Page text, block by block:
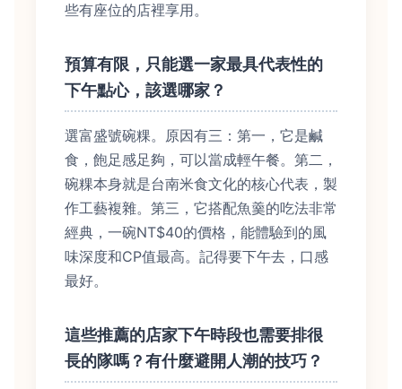
些有座位的店裡享用。
預算有限，只能選一家最具代表性的
下午點心，該選哪家？
選富盛號碗粿。原因有三：第一，它是鹹
食，飽足感足夠，可以當成輕午餐。第二，
碗粿本身就是台南米食文化的核心代表，製
作工藝複雜。第三，它搭配魚羹的吃法非常
經典，一碗NT$40的價格，能體驗到的風
味深度和CP值最高。記得要下午去，口感
最好。
這些推薦的店家下午時段也需要排很
長的隊嗎？有什麼避開人潮的技巧？